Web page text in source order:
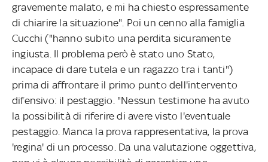
gravemente malato, e mi ha chiesto espressamente
di chiarire la situazione". Poi un cenno alla famiglia
Cucchi ("hanno subito una perdita sicuramente
ingiusta. Il problema però è stato uno Stato,
incapace di dare tutela e un ragazzo tra i tanti")
prima di affrontare il primo punto dell'intervento
difensivo: il pestaggio. "Nessun testimone ha avuto
la possibilità di riferire di avere visto l'eventuale
pestaggio. Manca la prova rappresentativa, la prova
'regina' di un processo. Da una valutazione oggettiva,